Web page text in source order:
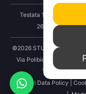
Testata 100 Notizie:
2625/2024 del
©2026 STUDIO100 –
Via Polibio 89 – 74121
Taranto | P.IVA:
Personal Data Policy